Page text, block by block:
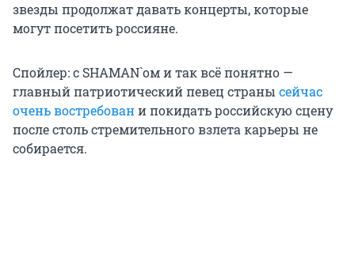
звезды продолжат давать концерты, которые
могут посетить россияне.
Спойлер: с SHAMAN`ом и так всё понятно —
главный патриотический певец страны сейчас
очень востребовани покидать российскую сцену
после столь стремительного взлета карьеры не
собирается.